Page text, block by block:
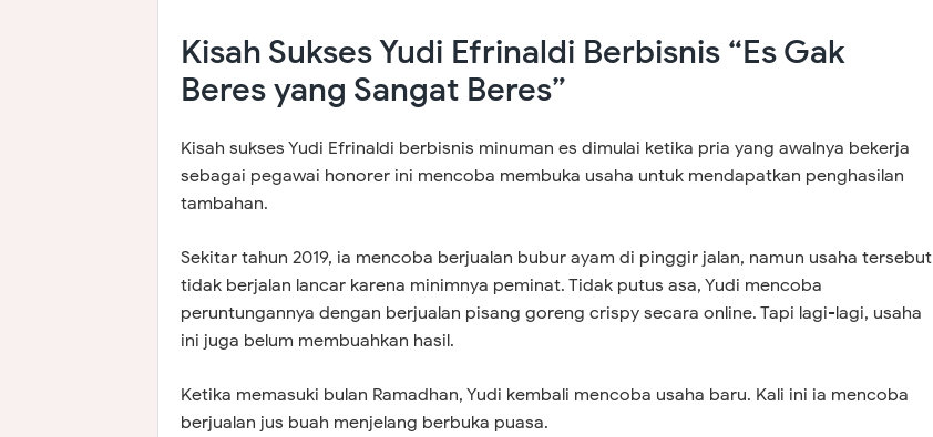
Kisah Sukses Yudi Efrinaldi Berbisnis “Es Gak
Beres yang Sangat Beres”
Kisah sukses Yudi Efrinaldi berbisnis minuman es dimulai ketika pria yang awalnya bekerja
sebagai pegawai honorer ini mencoba membuka usaha untuk mendapatkan penghasilan
tambahan.
Sekitar tahun 2019, ia mencoba berjualan bubur ayam di pinggir jalan, namun usaha tersebut
tidak berjalan lancar karena minimnya peminat. Tidak putus asa, Yudi mencoba
peruntungannya dengan berjualan pisang goreng crispy secara online. Tapi lagi-lagi, usaha
ini juga belum membuahkan hasil.
Ketika memasuki bulan Ramadhan, Yudi kembali mencoba usaha baru. Kali ini ia mencoba
berjualan jus buah menjelang berbuka puasa.